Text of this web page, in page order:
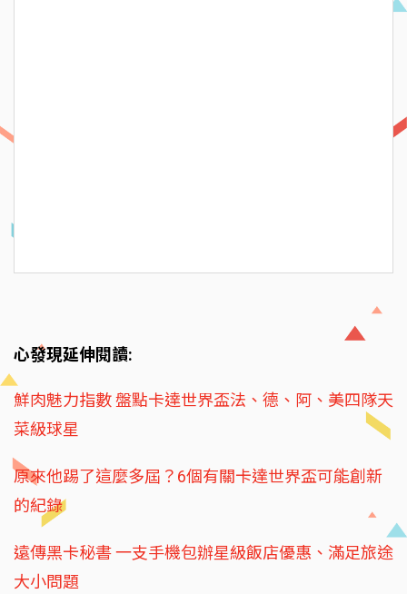
心發現延伸閱讀:
鮮肉魅力指數 盤點卡達世界盃法、德、阿、美四隊天
菜級球星
原來他踢了這麼多屆？6個有關卡達世界盃可能創新
的紀錄
遠傳黑卡秘書 一支手機包辦星級飯店優惠、滿足旅途
大小問題